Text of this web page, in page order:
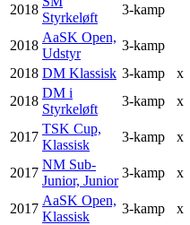
2018
Styrkeløft
3-kamp
2018
AaSK Open,
Udstyr
3-kamp
2018 DM Klassisk 3-kamp x
2018
DM i
Styrkeløft
3-kamp x
2017
TSK Cup,
Klassisk
3-kamp x
2017
NM Sub-
Junior, Junior
3-kamp x
2017
AaSK Open,
Klassisk
3-kamp x